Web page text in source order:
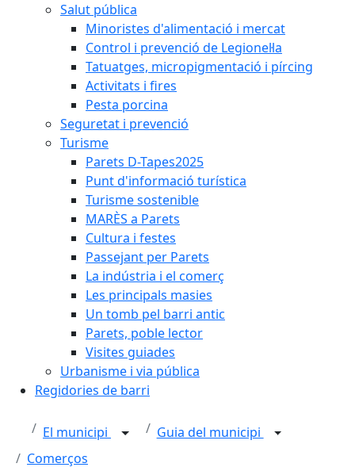
Salut pública
Minoristes d'alimentació i mercat
Control i prevenció de Legionel·la
Tatuatges, micropigmentació i pírcing
Activitats i fires
Pesta porcina
Seguretat i prevenció
Turisme
Parets D-Tapes2025
Punt d'informació turística
Turisme sostenible
MARÈS a Parets
Cultura i festes
Passejant per Parets
La indústria i el comerç
Les principals masies
Un tomb pel barri antic
Parets, poble lector
Visites guiades
Urbanisme i via pública
Regidories de barri
El municipi
Guia del municipi
Comerços